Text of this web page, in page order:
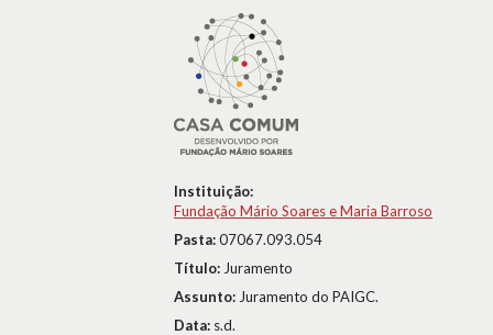
Instituição:
Fundação Mário Soares e Maria Barroso
Pasta:07067.093.054
Título: Juramento
Assunto: Juramento do PAIGC.
Data: s.d.